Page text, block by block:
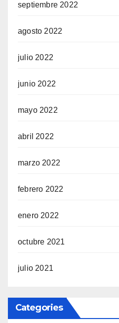
septiembre 2022
agosto 2022
julio 2022
junio 2022
mayo 2022
abril 2022
marzo 2022
febrero 2022
enero 2022
octubre 2021
julio 2021
Categories